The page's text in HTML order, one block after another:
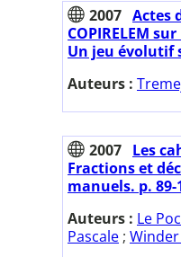
2007 Actes
COPIRELEM
Un jeu évolutif
Auteurs :
2007 Les
Fractions et
manuels. p. 89-
Auteurs : Le
Pascale ;